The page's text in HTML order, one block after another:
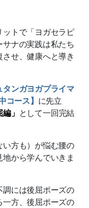
トで「ヨガセラピ
ナの実践は私たち
せ、健康へと導き
タンガヨガプライマ
ース】 に先立
」 として一回完結
方も）が悩む腰の
から学んでいきま
調には後屈ポーズの
方、後屈ポーズの